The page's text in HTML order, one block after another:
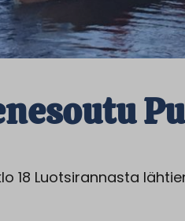
18 Luotsirannasta